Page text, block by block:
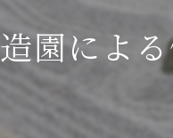
造園によ